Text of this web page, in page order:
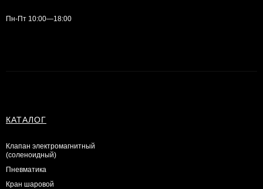
Пн-Пт 10:00—18:00
КАТАЛОГ
Клапан электромагнитный
(соленоидный)
Пневматика
Кран шаровой